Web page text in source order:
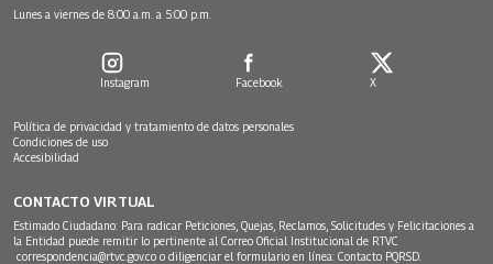
Lunes a viernes de 8:00 a.m. a 5:00 p.m.
Instagram Facebook X
Política de privacidad y tratamiento de datos personales
Condiciones de uso
Accesibilidad
CONTACTO VIRTUAL
Estimado Ciudadano: Para radicar Peticiones, Quejas, Reclamos, Solicitudes y Felicitaciones a
la Entidad puede remitir lo pertinente al Correo Oficial Institucional de RTVC
correspondencia@rtvc.gov.co o diligenciar el formulario en línea: Contacto PQRSD.